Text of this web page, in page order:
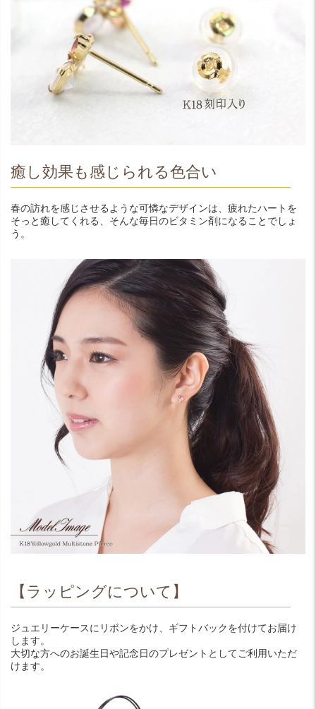
癒し効果も感じられる色合い
春の訪れを感じさせるような可憐なデザインは、疲れたハートを
そっと癒してくれる、そんな毎日のビタミン剤になることでしょ
う。
【ラッピングについて】
ジュエリーケースにリボンをかけ、ギフトバックを付けてお届け
します。
大切な方へのお誕生日や記念日のプレゼントとしてご利用いただ
けます。